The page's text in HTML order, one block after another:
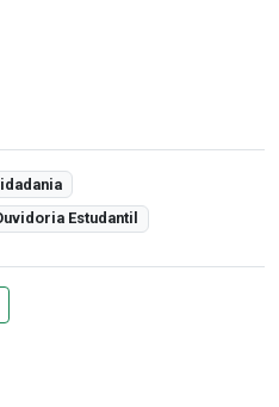
Estudantil